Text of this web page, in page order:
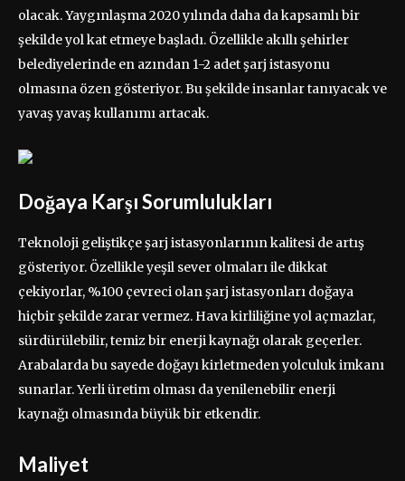
olacak. Yaygınlaşma 2020 yılında daha da kapsamlı bir
şekilde yol kat etmeye başladı. Özellikle akıllı şehirler
belediyelerinde en azından 1-2 adet şarj istasyonu
olmasına özen gösteriyor. Bu şekilde insanlar tanıyacak ve
yavaş yavaş kullanımı artacak.
Doğaya Karşı Sorumlulukları
Teknoloji geliştikçe şarj istasyonlarının kalitesi de artış
gösteriyor. Özellikle yeşil sever olmaları ile dikkat
çekiyorlar, %100 çevreci olan şarj istasyonları doğaya
hiçbir şekilde zarar vermez. Hava kirliliğine yol açmazlar,
sürdürülebilir, temiz bir enerji kaynağı olarak geçerler.
Arabalarda bu sayede doğayı kirletmeden yolculuk imkanı
sunarlar. Yerli üretim olması da yenilenebilir enerji
kaynağı olmasında büyük bir etkendir.
Maliyet